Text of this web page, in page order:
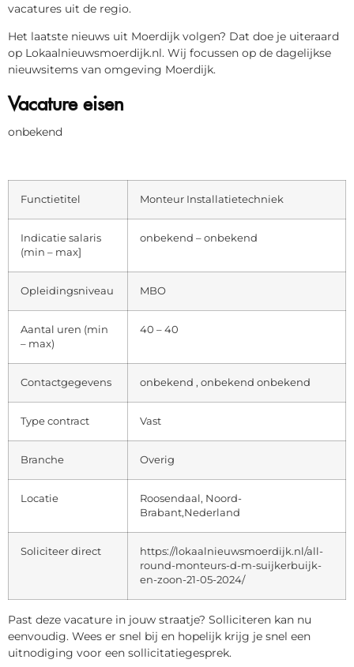
vacatures uit de regio.
Het laatste nieuws uit Moerdijk volgen? Dat doe je uiteraard
op Lokaalnieuwsmoerdijk.nl. Wij focussen op de dagelijkse
nieuwsitems van omgeving Moerdijk.
Vacature eisen
onbekend
Functietitel Monteur Installatietechniek
Indicatie salaris
(min – max]
onbekend – onbekend
Opleidingsniveau MBO
Aantal uren (min
– max)
40 – 40
Contactgegevens onbekend , onbekend onbekend
Type contract Vast
Branche Overig
Locatie
Roosendaal, Noord-
Brabant,Nederland
Soliciteer direct
https://lokaalnieuwsmoerdijk.nl/all-
round-monteurs-d-m-suijkerbuijk-
en-zoon-21-05-2024/
Past deze vacature in jouw straatje? Solliciteren kan nu
eenvoudig. Wees er snel bij en hopelijk krijg je snel een
uitnodiging voor een sollicitatiegesprek.